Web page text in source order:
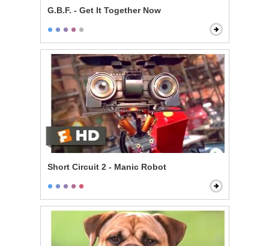
G.B.F. - Get It Together Now
Short Circuit 2 - Manic Robot